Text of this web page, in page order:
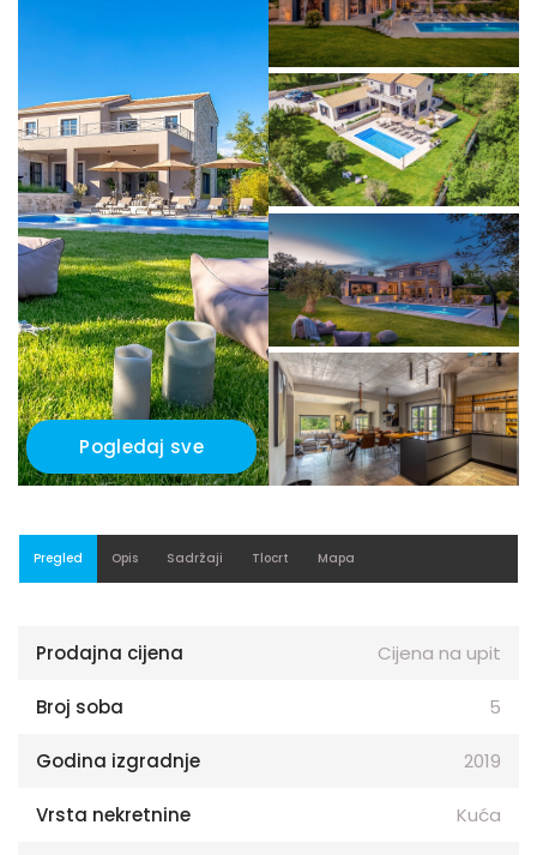
Pogledaj sve
Pregled Opis Sadržaji Tlocrt Mapa
Prodajna cijena Cijena na upit
Broj soba 5
Godina izgradnje 2019
Vrsta nekretnine Kuća